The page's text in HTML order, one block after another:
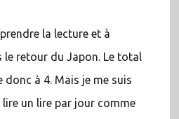
la lecture et à
le retour du Japon. Le total
donc à 4. Mais je me suis
un lire par jour comme